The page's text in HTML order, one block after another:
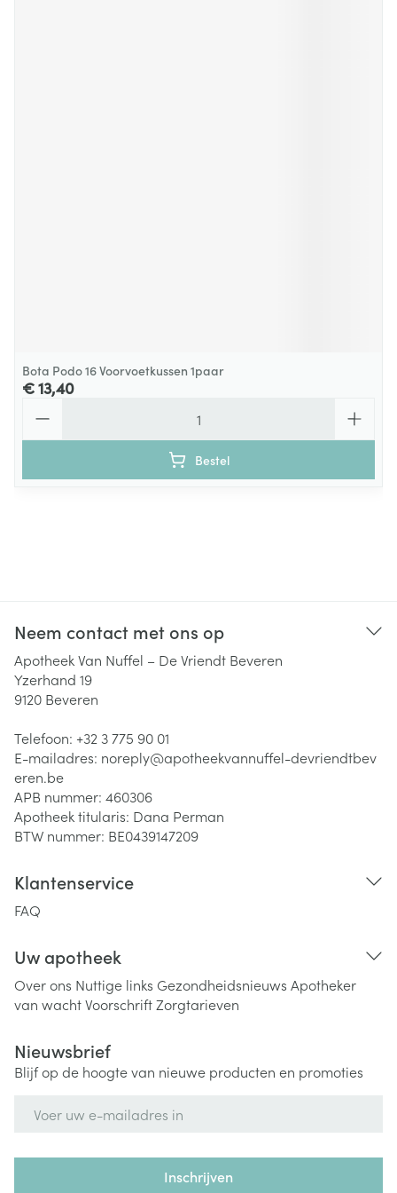
Bota Podo 16 Voorvoetkussen 1paar
€ 13,40
Bestel
Neem contact met ons op
Apotheek Van Nuffel – De Vriendt Beveren
Yzerhand 19
9120 Beveren
Telefoon: +32 3 775 90 01
E-mailadres: noreply@apotheekvannuffel-devriendtbev
eren.be
APB nummer: 460306
Apotheek titularis: Dana Perman
BTW nummer: BE0439147209
Klantenservice
FAQ
Uw apotheek
Over ons Nuttige links Gezondheidsnieuws Apotheker
van wachtVoorschriftZorgtarieven
Nieuwsbrief
Blijf op de hoogte van nieuwe producten en promoties
Inschrijven